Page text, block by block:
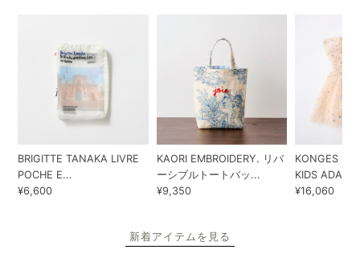
BRIGITTE TANAKA LIVRE
POCHE E...
¥6,600
KAORI EMBROIDERY. リバ
ーシブルトートバッ...
¥9,350
KONGES
KIDS ADA...
¥16,060
新着アイテムを見る